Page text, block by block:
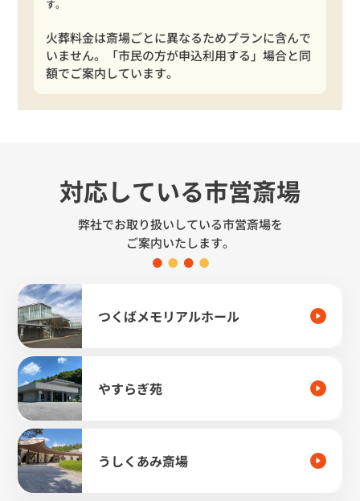
す。
火葬料金は斎場ごとに異なるためプランに含んで
いません。「市民の方が申込利用する」場合と同
額でご案内しています。
対応している市営斎場
弊社でお取り扱いしている市営斎場を
ご案内いたします。
つくばメモリアルホール
やすらぎ苑
うしくあみ斎場